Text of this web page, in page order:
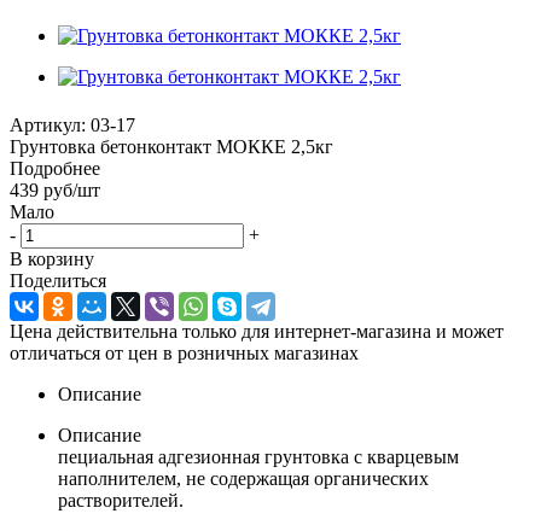
Артикул: 03-17
Грунтовка бетонконтакт МОККЕ 2,5кг
Подробнее
439 руб/шт
Мало
-
+
В корзину
Поделиться
Цена действительна только для интернет-магазина и может
отличаться от цен в розничных магазинах
Описание
Описание
пециальная адгезионная грунтовка с кварцевым
наполнителем, не содержащая органических
растворителей.